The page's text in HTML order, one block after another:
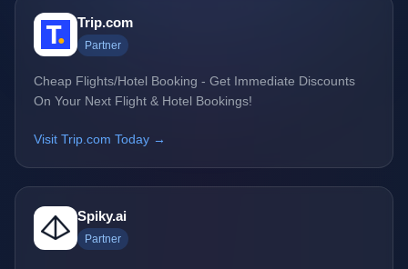
Trip.com
Partner
Cheap Flights/Hotel Booking - Get Immediate Discounts
On Your Next Flight & Hotel Bookings!
Visit Trip.com Today →
Spiky.ai
Partner